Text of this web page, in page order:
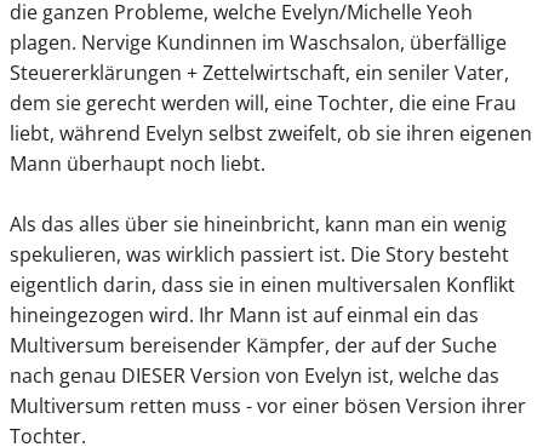
die ganzen Probleme, welche Evelyn/Michelle Yeoh
plagen. Nervige Kundinnen im Waschsalon, überfällige
Steuererklärungen + Zettelwirtschaft, ein seniler Vater,
dem sie gerecht werden will, eine Tochter, die eine Frau
liebt, während Evelyn selbst zweifelt, ob sie ihren eigenen
Mann überhaupt noch liebt.
Als das alles über sie hineinbricht, kann man ein wenig
spekulieren, was wirklich passiert ist. Die Story besteht
eigentlich darin, dass sie in einen multiversalen Konflikt
hineingezogen wird. Ihr Mann ist auf einmal ein das
Multiversum bereisender Kämpfer, der auf der Suche
nach genau DIESER Version von Evelyn ist, welche das
Multiversum retten muss - vor einer bösen Version ihrer
Tochter.